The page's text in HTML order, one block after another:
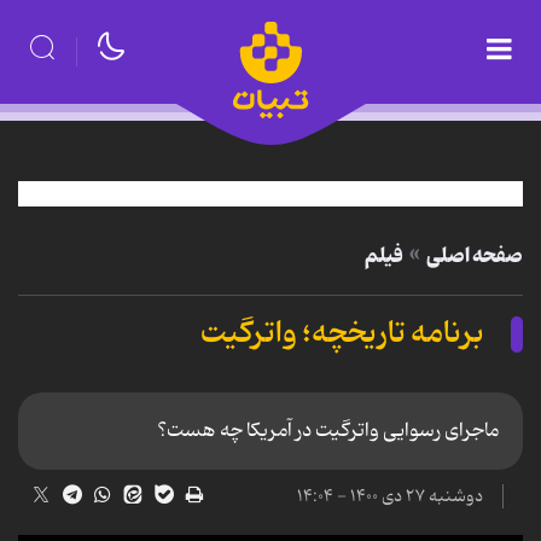
صفحه اصلی فیلم
برنامه تاریخچه؛ واترگیت
ماجرای رسوایی واترگیت در آمریکا چه هست؟
دوشنبه ۲۷ دی ۱۴۰۰ - ۱۴:۰۴